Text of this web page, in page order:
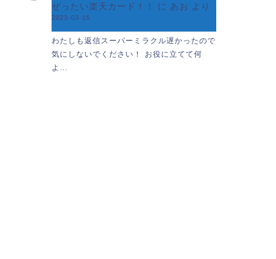
ぜったい楽天カード！！
に あお より
2023-03-15
わたしも返信スーパーミラクル遅かったので
気にしないでください！ お役に立てて何
よ…